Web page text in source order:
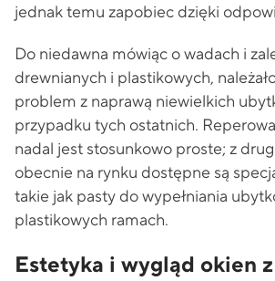
jednak temu zapobiec dzięki
Do niedawna mówiąc o wadach i
drewnianych i plastikowych,
problem z naprawą niewielkich
przypadku tych ostatnich.
nadal jest stosunkowo proste; z
obecnie na rynku dostępne są
takie jak pasty do wypełniania
plastikowych ramach.
Estetyka i wygląd okien